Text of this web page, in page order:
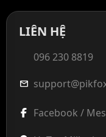
LIÊN HỆ
096 230 8819
mail
Facebook /